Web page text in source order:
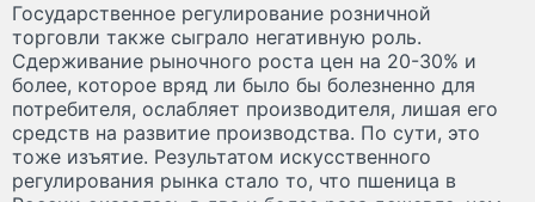
Государственное регулирование розничной
торговли также сыграло негативную роль.
Сдерживание рыночного роста цен на 20-30% и
более, которое вряд ли было бы болезненно для
потребителя, ослабляет производителя, лишая его
средств на развитие производства. По сути, это
тоже изъятие. Результатом искусственного
регулирования рынка стало то, что пшеница в